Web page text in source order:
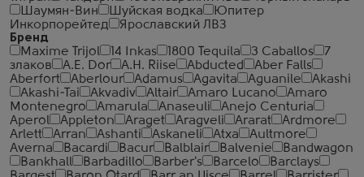
Шаумян-Вин
Шуйская водка
Юпитер
Инкорпорейтед
Ярославский ЛВЗ
Бренд
Maxime Trijol
14 Inkas 1800 Tequila 3 Caballos
7
злаков
A.E. Dor A.H. Riise Abducted
Aber Falls
Aberfort
Aberlour Adamus Agavita Aguanile
Akashi
Akashi-Tai
Akvadiv Altair Amaro Lucano
Amaro
Montenegro
Amarula Anaseuli
Anejo Centuria
Aperol
Appleton Araget Aragveli Ararat
Ardmore
Arlett
Arran Ashanti Askaneli Atxa
Aultmore
Averna
Bacardi Bacur Balblair Balvenie
Bandwagon
Bankhall
Barbadillo Barber's Barcelo
Barclays